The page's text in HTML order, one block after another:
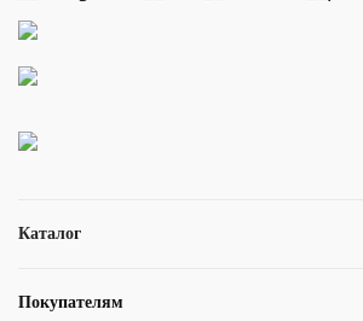
Каталог
Покупателям